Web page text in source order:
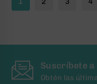
Suscríbete
Obtén las